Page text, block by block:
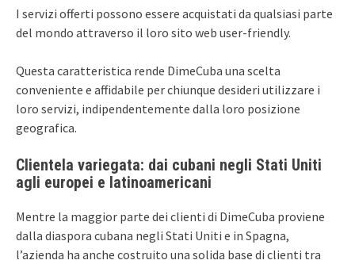
I servizi offerti possono essere acquistati da qualsiasi parte
del mondo attraverso il loro sito web user-friendly.
Questa caratteristica rende DimeCuba una scelta
conveniente e affidabile per chiunque desideri utilizzare i
loro servizi, indipendentemente dalla loro posizione
geografica.
Clientela variegata: dai cubani negli Stati Uniti
agli europei e latinoamericani
Mentre la maggior parte dei clienti di DimeCuba proviene
dalla diaspora cubana negli Stati Uniti e in Spagna,
l’azienda ha anche costruito una solida base di clienti tra